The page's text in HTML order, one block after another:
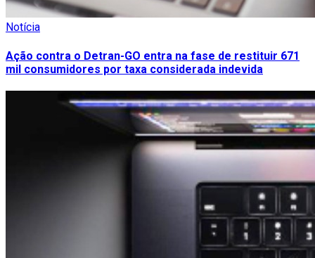
Notícia
Ação contra o Detran-GO entra na fase de restituir 671
mil consumidores por taxa considerada indevida